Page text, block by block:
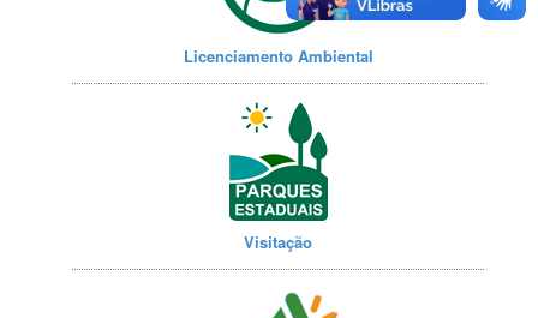
Licenciamento Ambiental
Visitação